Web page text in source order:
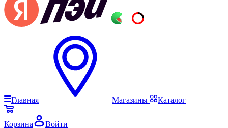
Главная Магазины Каталог
Корзина Войти